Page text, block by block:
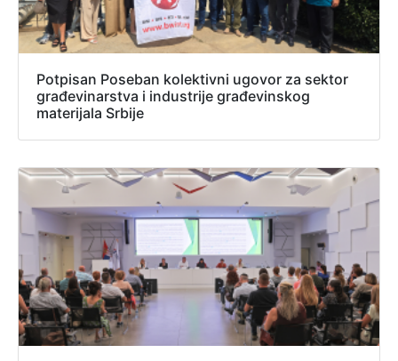
Potpisan Poseban kolektivni ugovor za sektor
građevinarstva i industrije građevinskog
materijala Srbije